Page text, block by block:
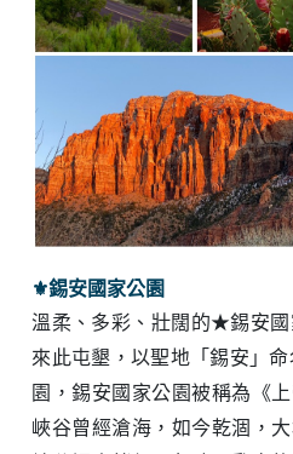
⚜︎錫安國家公園
溫柔、多彩、壯闊的★錫安
來此屯墾，以聖地「錫安」
園，錫安國家公園被稱為《
峽谷曾經滄海，如今乾涸，